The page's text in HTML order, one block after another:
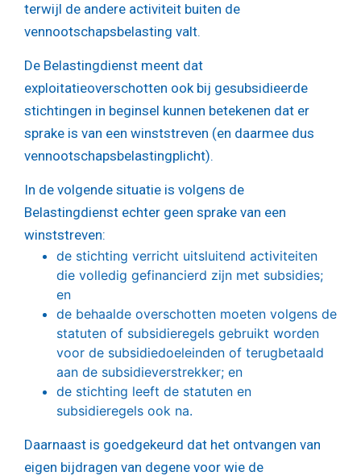
terwijl de andere activiteit buiten de
vennootschapsbelasting valt.
De Belastingdienst meent dat
exploitatieoverschotten ook bij gesubsidieerde
stichtingen in beginsel kunnen betekenen dat er
sprake is van een winststreven (en daarmee dus
vennootschapsbelastingplicht).
In de volgende situatie is volgens de
Belastingdienst echter geen sprake van een
winststreven:
de stichting verricht uitsluitend activiteiten
die volledig gefinancierd zijn met subsidies;
en
de behaalde overschotten moeten volgens de
statuten of subsidieregels gebruikt worden
voor de subsidiedoeleinden of terugbetaald
aan de subsidieverstrekker; en
de stichting leeft de statuten en
subsidieregels ook na.
Daarnaast is goedgekeurd dat het ontvangen van
eigen bijdragen van degene voor wie de